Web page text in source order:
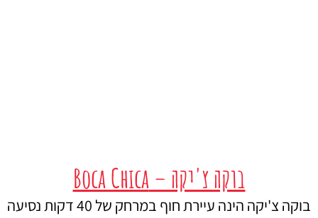
בוקה צ'יקה – Boca Chica
בוקה צ'יקה הינה עיירת חוף במרחק של 40 דקות נסיעה